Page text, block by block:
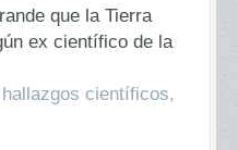
que la Tierra
ex científico de la
científicos,